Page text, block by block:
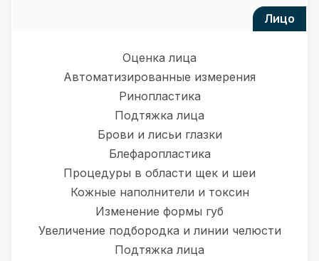
лицо
Оценка лица
Автоматизированные измерения
Ринопластика
Подтяжка лица
Брови и лисьи глазки
Блефаропластика
Процедуры в области щек и шеи
Кожные наполнители и токсин
Изменение формы губ
Увеличение подбородка и линии челюсти
Подтяжка лица